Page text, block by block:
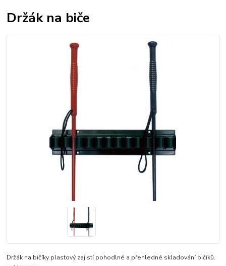
Držák na biče
Držák na bičíky plastový zajistí pohodlné a přehledné skladování bičíků.